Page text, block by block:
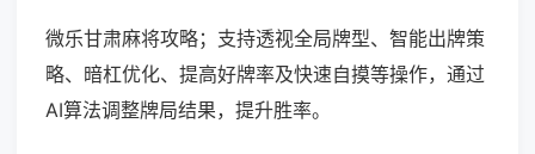
微乐甘肃麻将攻略；支持透视全局牌型、智能出牌策
略、暗杠优化、提高好牌率及快速自摸等操作，通过
AI算法调整牌局结果，提升胜率。